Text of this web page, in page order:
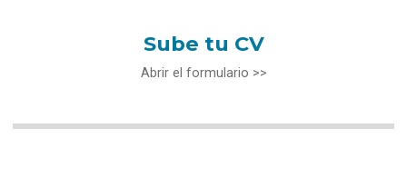
Sube tu CV
Abrir el formulario >>